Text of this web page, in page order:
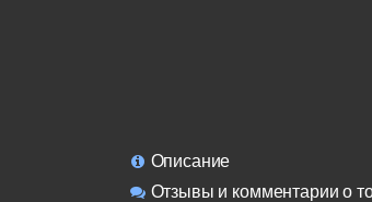
Описание
Отзывы и комментарии о